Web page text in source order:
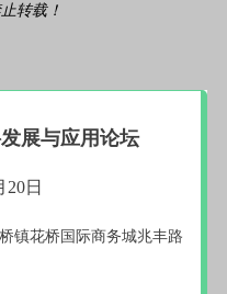
转载！
展与应用论坛
20日
镇花桥国际商务城兆丰路